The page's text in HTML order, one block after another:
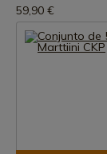
59,90 €